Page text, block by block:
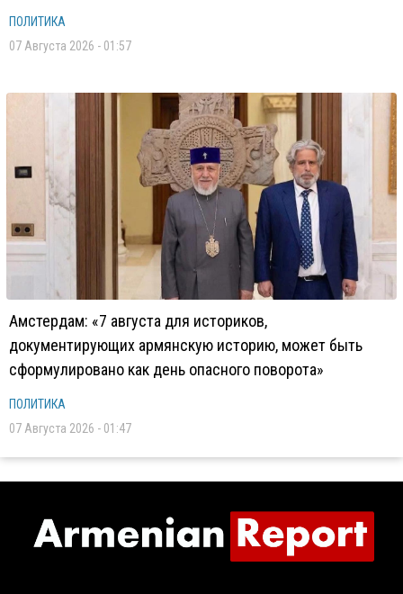
ПОЛИТИКА
07 Августа 2026 - 01:57
Амстердам: «7 августа для историков,
документирующих армянскую историю, может быть
сформулировано как день опасного поворота»
ПОЛИТИКА
07 Августа 2026 - 01:47